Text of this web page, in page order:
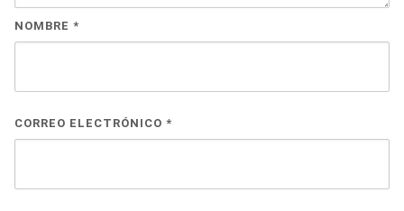
NOMBRE *
CORREO ELECTRÓNICO *